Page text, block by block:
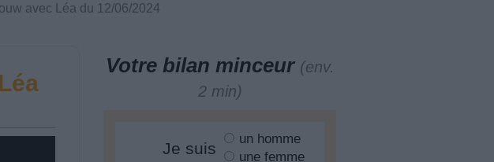
avec Léa du 12/06/2024
Votre bilan minceur (env.
2 min)
Je suis
un homme
une femme